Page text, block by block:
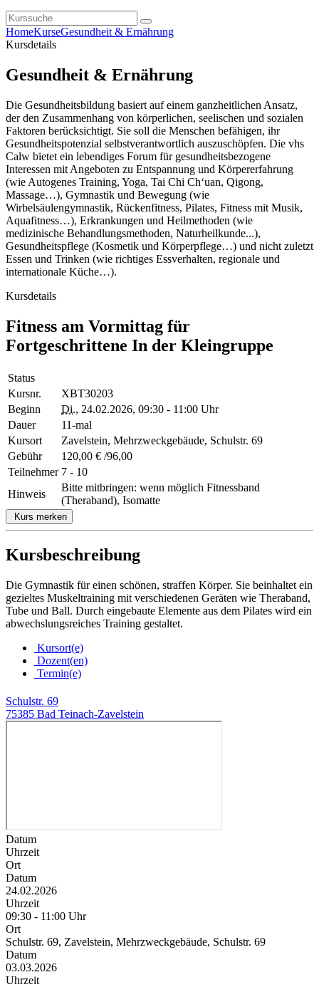
HomeKurseGesundheit & Ernährung
Kursdetails
Gesundheit & Ernährung
Die Gesundheitsbildung basiert auf einem ganzheitlichen Ansatz,
der den Zusammenhang von körperlichen, seelischen und sozialen
Faktoren berücksichtigt. Sie soll die Menschen befähigen, ihr
Gesundheitspotenzial selbstverantwortlich auszuschöpfen. Die vhs
Calw bietet ein lebendiges Forum für gesundheitsbezogene
Interessen mit Angeboten zu Entspannung und Körpererfahrung
(wie Autogenes Training, Yoga, Tai Chi Ch‘uan, Qigong,
Massage…), Gymnastik und Bewegung (wie
Wirbelsäulengymnastik, Rückenfitness, Pilates, Fitness mit Musik,
Aquafitness…), Erkrankungen und Heilmethoden (wie
medizinische Behandlungsmethoden, Naturheilkunde...),
Gesundheitspflege (Kosmetik und Körperpflege…) und nicht zuletzt
Essen und Trinken (wie richtiges Essverhalten, regionale und
internationale Küche…).
Kursdetails
Fitness am Vormittag für
Fortgeschrittene In der Kleingruppe
Status
Kursnr.
XBT30203
Beginn
Di., 24.02.2026, 09:30 - 11:00 Uhr
Dauer
11-mal
Kursort
Zavelstein, Mehrzweckgebäude, Schulstr. 69
Gebühr
120,00 € /96,00
Teilnehmer 7 - 10
Hinweis
Bitte mitbringen: wenn möglich Fitnessband
(Theraband), Isomatte
Kurs merken
Kursbeschreibung
Die Gymnastik für einen schönen, straffen Körper. Sie beinhaltet ein
gezieltes Muskeltraining mit verschiedenen Geräten wie Theraband,
Tube und Ball. Durch eingebaute Elemente aus dem Pilates wird ein
abwechslungsreiches Training gestaltet.
Kursort(e)
Dozent(en)
Termin(e)
Schulstr. 69
75385 Bad Teinach-Zavelstein
Datum
Uhrzeit
Ort
Datum
24.02.2026
Uhrzeit
09:30 - 11:00 Uhr
Ort
Schulstr. 69, Zavelstein, Mehrzweckgebäude, Schulstr. 69
Datum
03.03.2026
Uhrzeit